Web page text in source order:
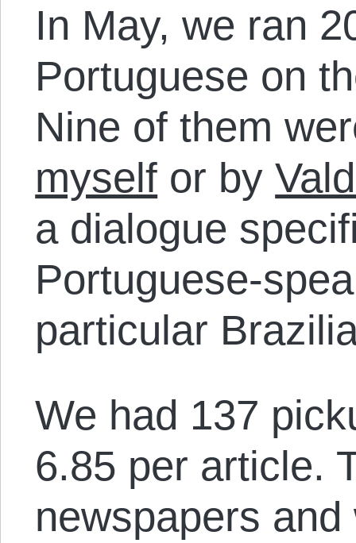
In May, we ran
Portuguese on
Nine of them
myself or by
a dialogue
Portuguese-
particular
We had 137
6.85 per article.
newspapers